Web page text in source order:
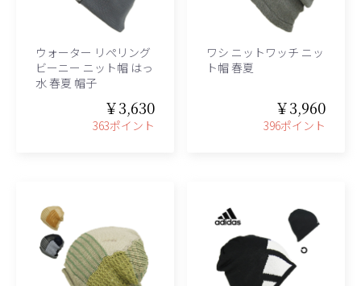
ウォーター リぺリング
ビーニー ニット帽 はっ
水 春夏 帽子
￥3,630
363ポイント
ワシ ニットワッチ ニッ
ト帽 春夏
￥3,960
396ポイント